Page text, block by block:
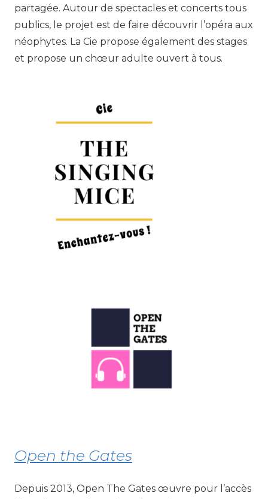
partagée. Autour de spectacles et concerts tous
publics, le projet est de faire découvrir l’opéra aux
néophytes. La Cie propose également des stages
et propose un chœur adulte ouvert à tous.
Open the Gates
Depuis 2013, Open The Gates œuvre pour l’accès